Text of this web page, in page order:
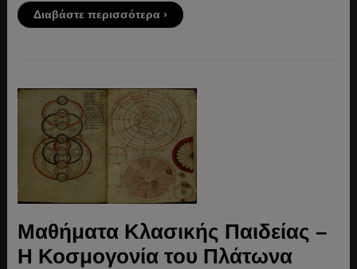
Διαβάστε περισσότερα ›
Μαθήματα Κλασικής Παιδείας –
Η Κοσμογονία του Πλάτωνα